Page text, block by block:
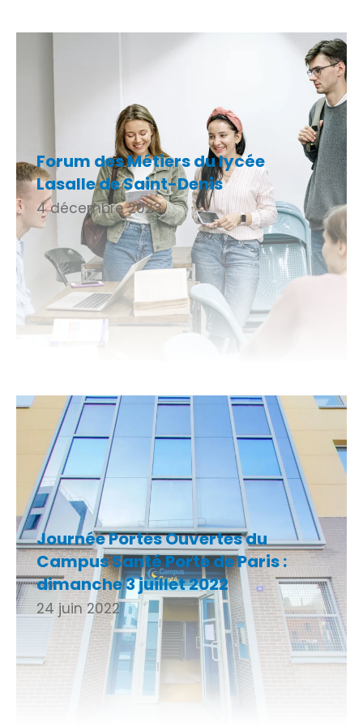
Forum des Métiers du lycée
Lasalle de Saint-Denis
4 décembre 2023
Journée Portes Ouvertes du
Campus Santé Porte de Paris :
dimanche 3 juillet 2022
24 juin 2022